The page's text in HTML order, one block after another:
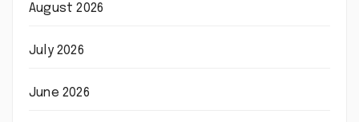
August 2026
July 2026
June 2026